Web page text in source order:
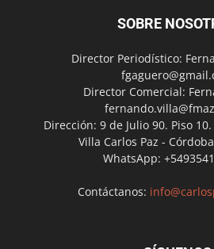
SOBRE
Director Periodístico:
Director Comercial:
Dirección: 9 de Julio 90. Piso 10.
Villa Carlos Paz -
WhatsApp:
Contáctanos: